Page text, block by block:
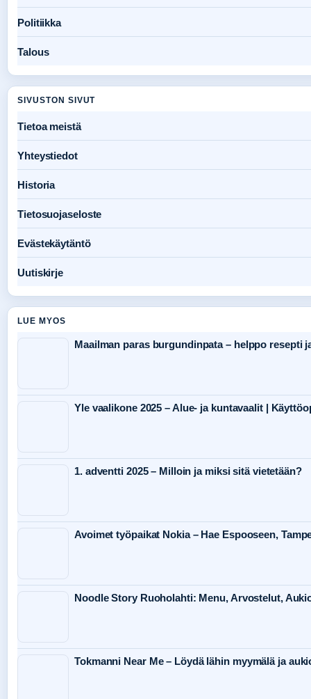
Politiikka
Talous
SIVUSTON SIVUT
Tietoa meistä
Yhteystiedot
Historia
Tietosuojaseloste
Evästekäytäntö
Uutiskirje
LUE MYOS
Maailman paras burgundinpata – helppo resepti
Yle vaalikone 2025 – Alue- ja kuntavaalit |
1. adventti 2025 – Milloin ja miksi sitä vietetään?
Avoimet työpaikat Nokia – Hae Espooseen,
Noodle Story Ruoholahti: Menu, Arvostelut,
Tokmanni Near Me – Löydä lähin myymälä ja